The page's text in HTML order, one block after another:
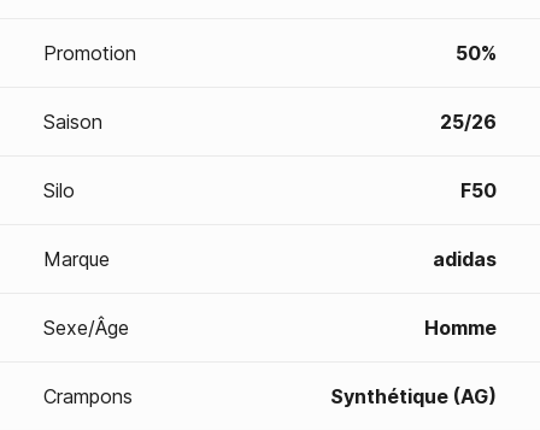
Promotion 50%
Saison 25/26
Silo F50
Marque adidas
Sexe/Âge Homme
Crampons Synthétique (AG)